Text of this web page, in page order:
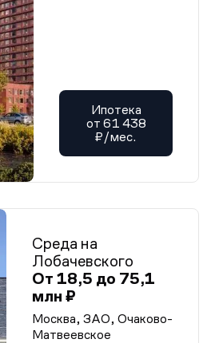
Ипотека
от 61 438
₽/мес.
Среда на
Лобачевского
От 18,5 до 75,1
млн ₽
Москва, ЗАО, Очаково-
Матвеевское